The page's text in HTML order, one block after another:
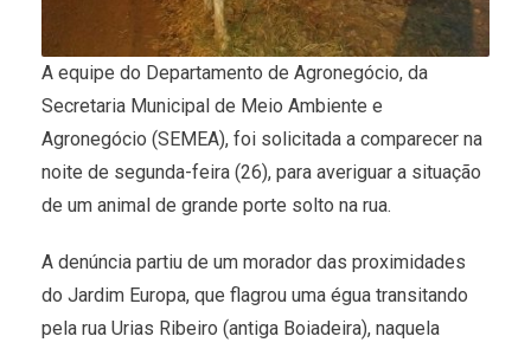
A equipe do Departamento de Agronegócio, da
Secretaria Municipal de Meio Ambiente e
Agronegócio (SEMEA), foi solicitada a comparecer na
noite de segunda-feira (26), para averiguar a situação
de um animal de grande porte solto na rua.
A denúncia partiu de um morador das proximidades
do Jardim Europa, que flagrou uma égua transitando
pela rua Urias Ribeiro (antiga Boiadeira), naquela